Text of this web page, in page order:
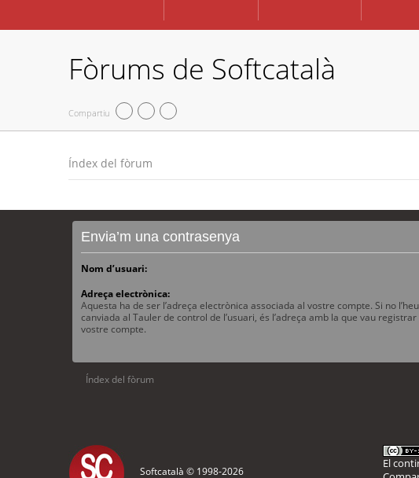
Fòrums de Softcatalà
Compartiu
Índex del fòrum
Envia’m una contrasenya
Nom d’usuari:
Adreça electrònica:
Aquesta ha de ser l’adreça electrònica associada al vostre compte. Si no l’heu
canviada al Tauler de control de l’usuari, és l’adreça amb la que vau registrar
vostre compte.
Índex del fòrum
Softcatalà © 1998-2026
El